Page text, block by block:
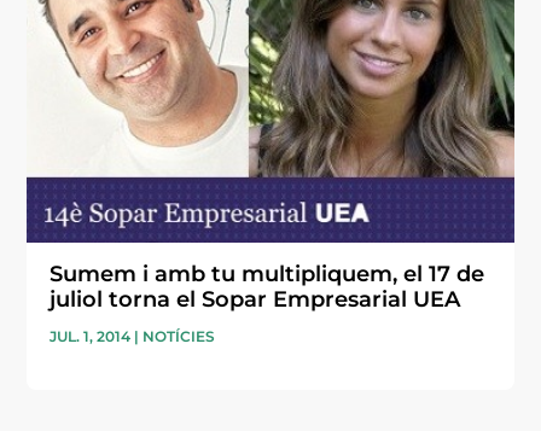
Sumem i amb tu multipliquem, el 17 de
juliol torna el Sopar Empresarial UEA
JUL. 1, 2014 | NOTÍCIES